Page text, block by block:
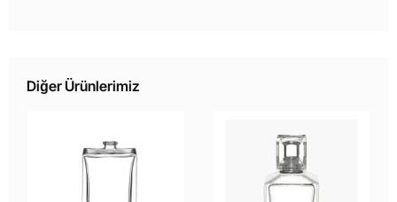
Diğer Ürünlerimiz